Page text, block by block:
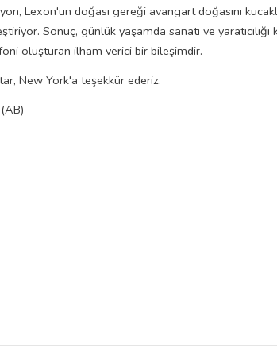
Lexon'un doğası gereği avangart doğasını
Sonuç, günlük yaşamda sanatı ve
oluşturan ilham verici bir bileşimdir.
New York'a teşekkür ederiz.